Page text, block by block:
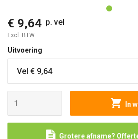
€ 9,64 p. vel
Excl. BTW
Uitvoering
In
Grotere afname?